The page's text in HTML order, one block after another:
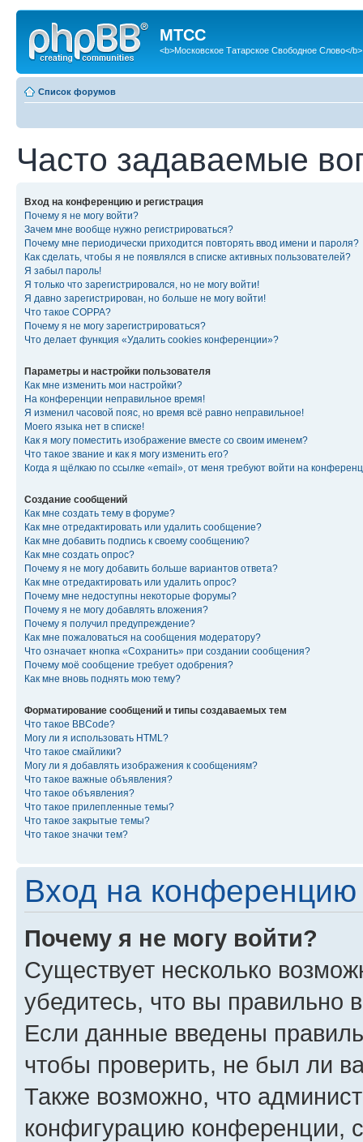
МТСС
<b>Московское Татарское Свободное Слово</b>
Список форумов
Часто задаваемые
Вход на конференцию и регистрация
Почему я не могу войти?
Зачем мне вообще нужно регистрироваться?
Почему мне периодически приходится повторять ввод имени и пароля?
Как сделать, чтобы я не появлялся в списке активных пользователей?
Я забыл пароль!
Я только что зарегистрировался, но не могу войти!
Я давно зарегистрирован, но больше не могу войти!
Что такое COPPA?
Почему я не могу зарегистрироваться?
Что делает функция «Удалить cookies конференции»?
Параметры и настройки пользователя
Как мне изменить мои настройки?
На конференции неправильное время!
Я изменил часовой пояс, но время всё равно неправильное!
Моего языка нет в списке!
Как я могу поместить изображение вместе со своим именем?
Что такое звание и как я могу изменить его?
Когда я щёлкаю по ссылке «email», от меня требуют войти на
Создание сообщений
Как мне создать тему в форуме?
Как мне отредактировать или удалить сообщение?
Как мне добавить подпись к своему сообщению?
Как мне создать опрос?
Почему я не могу добавить больше вариантов ответа?
Как мне отредактировать или удалить опрос?
Почему мне недоступны некоторые форумы?
Почему я не могу добавлять вложения?
Почему я получил предупреждение?
Как мне пожаловаться на сообщения модератору?
Что означает кнопка «Сохранить» при создании сообщения?
Почему моё сообщение требует одобрения?
Как мне вновь поднять мою тему?
Форматирование сообщений и типы создаваемых тем
Что такое BBCode?
Могу ли я использовать HTML?
Что такое смайлики?
Могу ли я добавлять изображения к сообщениям?
Что такое важные объявления?
Что такое объявления?
Что такое прилепленные темы?
Что такое закрытые темы?
Что такое значки тем?
Вход на конференцию
Почему я не могу войти?
Существует несколько
убедитесь, что вы правильно
Если данные введены
чтобы проверить, не был ли
Также возможно, что
конфигурацию конференции,